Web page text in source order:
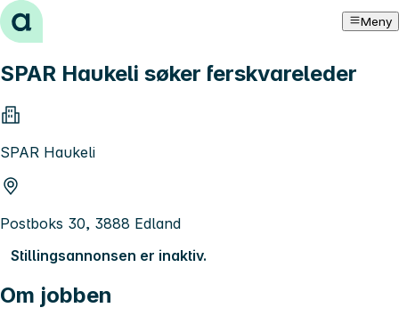
Hopp til innhold Meny
SPAR Haukeli søker ferskvareleder
SPAR Haukeli
Postboks 30, 3888 Edland
Stillingsannonsen er inaktiv.
Om jobben